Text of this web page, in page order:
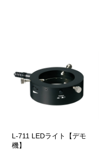
L-711 LEDライト【デモ
機】